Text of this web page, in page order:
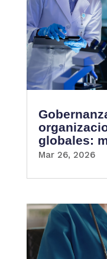
globales:
Mar 26, 2026